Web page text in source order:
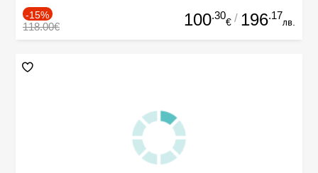
-15%
118.00€ 100.30
€ / 196.17
лв.